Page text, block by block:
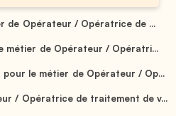
de Opérateur / Opératrice de ...
métier de Opérateur / Opératri...
le métier de Opérateur / Op...
/ Opératrice de traitement de v...